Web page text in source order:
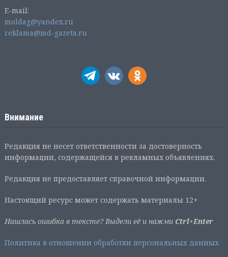
E-mail:
moldag@yandex.ru
reklama@md-gazeta.ru
Внимание
Редакция не несет ответственности за достоверность
информации, содержащейся в рекламных объявлениях.
Редакция не предоставляет справочной информации.
Настоящий ресурс может содержать материалы 12+
Нашлась ошибка в тексте? Выдели её и нажми Ctrl+Enter
Политика в отношении обработки персональных данных